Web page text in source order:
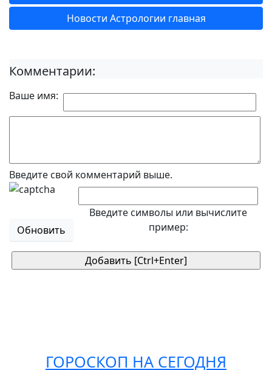
Новости Астрологии главная
Комментарии:
Ваше имя:
Введите свой комментарий выше.
Обновить
Введите символы или вычислите
пример:
ГОРОСКОП НА СЕГОДНЯ